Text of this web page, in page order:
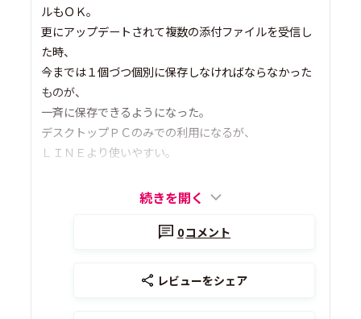
ルもＯＫ。
更にアップデートされて複数の添付ファイルを受信し
た時、
今までは１個づつ個別に保存しなければならなかった
ものが、
一斉に保存できるようになった。
デスクトップＰＣのみでの利用になるが、
ＬＩＮＥより使いやすい。
続きを開く
0コメント
レビューをシェア